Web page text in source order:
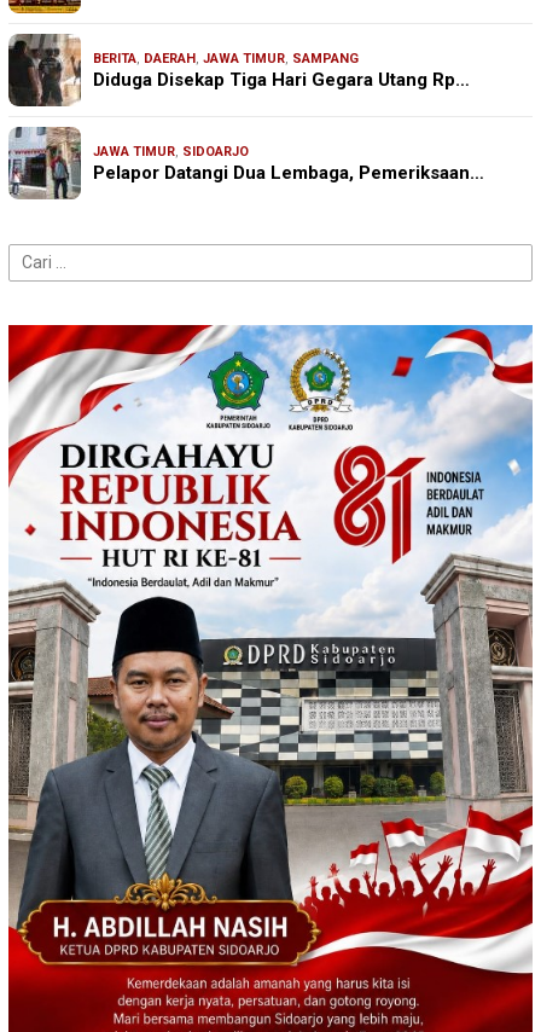
BERITA, DAERAH, JAWA TIMUR, SAMPANG
Diduga Disekap Tiga Hari Gegara Utang Rp…
JAWA TIMUR, SIDOARJO
Pelapor Datangi Dua Lembaga, Pemeriksaan…
Cari
untuk: